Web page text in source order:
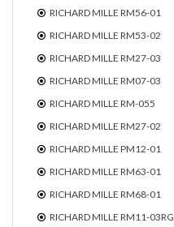
RICHARD MILLE RM56-01
RICHARD MILLE RM53-02
RICHARD MILLE RM27-03
RICHARD MILLE RM07-03
RICHARD MILLE RM-055
RICHARD MILLE RM27-02
RICHARD MILLE PM12-01
RICHARD MILLE RM63-01
RICHARD MILLE RM68-01
RICHARD MILLE RM11-03RG